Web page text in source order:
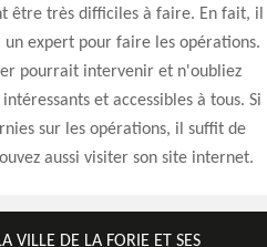
être très difficiles à faire. En fait, il
expert pour faire les opérations.
pourrait intervenir et n'oubliez
et accessibles à tous. Si
sur les opérations, il suffit de
aussi visiter son site internet.
VILLE DE LA FORIE ET SES